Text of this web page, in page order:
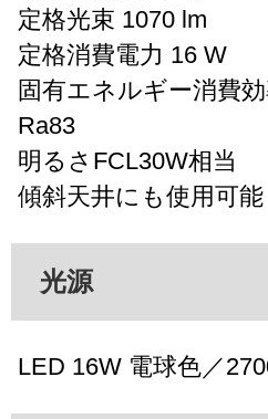
定格光束 1070 lm
定格消費電力 16 W
固有エネルギー消費
Ra83
明るさFCL30W相当
傾斜天井にも使用可能
光源
LED 16W 電球色／